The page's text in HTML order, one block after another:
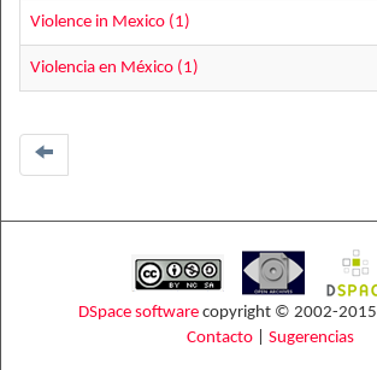
Violence in Mexico (1)
Violencia en México (1)
DSpace software copyright © 2002-2015
Contacto| Sugerencias